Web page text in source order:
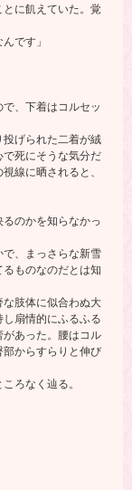
に飢えていた。覚
です」
、下着はコルセッ
投げられた二着が絨
死にそうな気分だ
線に晒されると、
のかを知らなかっ
で、まっさらな新雪
ものなのだとは知
肢体に似合わぬ大
扇情的にふるふる
があった。腰はコル
からすらりと伸び
ろなく辿る。